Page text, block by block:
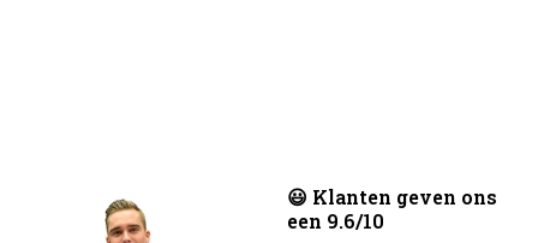
😃 Klanten geven ons
een 9.6/10